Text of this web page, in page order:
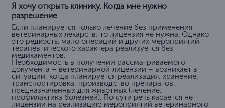
Я хочу открыть клинику. Когда мне нужно
разрешение
Если планируется только лечение без применения
ветеринарных лекарств, то лицензия не нужна. Однако
это редкость: мало операций и других мероприятий
терапевтического характера реализуется без
медикаментов.
Необходимость в получении рассматриваемого
документа – ветеринарной лицензии – возникает в
ситуации, когда планируется реализация, хранение,
транспортировка, производство препаратов,
предназначенных для животных (лечение,
профилактика болезней). По сути речь касается не
лицензии на реализацию мероприятий ветеринарного